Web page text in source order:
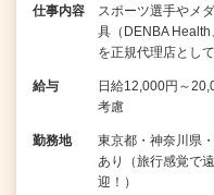
仕事内容
スポーツ選手やメ
具（DENBA Health
を正規代理店とし
給与
日給12,000円～
考慮
勤務地
東京都・神奈川県
あり（旅行感覚で
迎！）